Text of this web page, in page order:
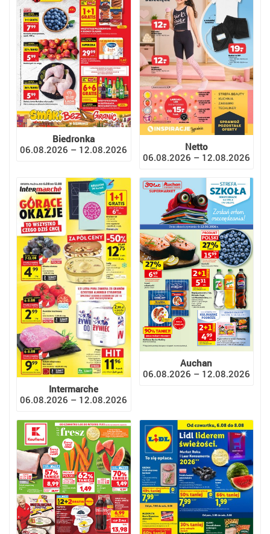
Biedronka
06.08.2026 – 12.08.2026
Netto
06.08.2026 – 12.08.2026
Intermarche
06.08.2026 – 12.08.2026
Auchan
06.08.2026 – 12.08.2026